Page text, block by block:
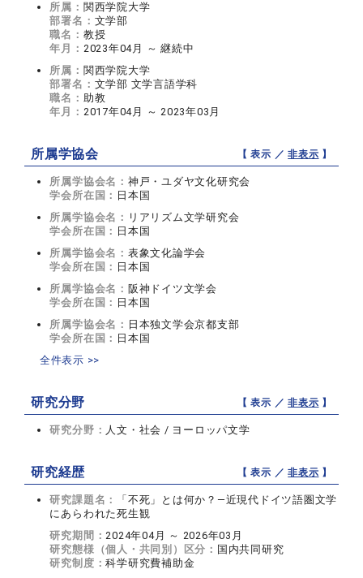
所属： 関西学院大学
部署名： 文学部
職名： 教授
年月： 2023年04月 ～ 継続中
所属： 関西学院大学
部署名： 文学部 文学言語学科
職名： 助教
年月： 2017年04月 ～ 2023年03月
所属学協会 【 表示 ／非表示 】
所属学協会名： 神戸・ユダヤ文化研究会
学会所在国： 日本国
所属学協会名： リアリズム文学研究会
学会所在国： 日本国
所属学協会名： 表象文化論学会
学会所在国： 日本国
所属学協会名： 阪神ドイツ文学会
学会所在国： 日本国
所属学協会名： 日本独文学会京都支部
学会所在国： 日本国
全件表示 >>
研究分野 【 表示 ／非表示 】
研究分野： 人文・社会 / ヨーロッパ文学
研究経歴 【 表示 ／非表示 】
研究課題名：
「不死」とは何か？―近現代ドイツ語圏文学
にあらわれた死生観
研究期間：2024年04月 ～ 2026年03月
研究態様（個人・共同別）区分： 国内共同研究
研究制度：科学研究費補助金